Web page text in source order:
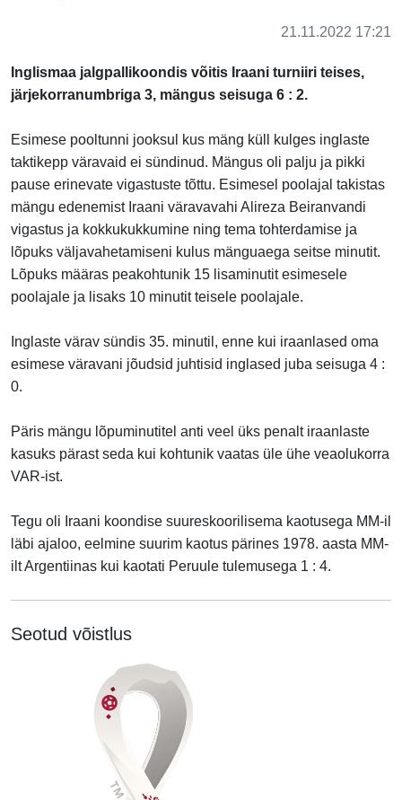
21.11.2022 17:21
Inglismaa jalgpallikoondis võitis Iraani turniiri teises,
järjekorranumbriga 3, mängus seisuga 6 : 2.
Esimese pooltunni jooksul kus mäng küll kulges inglaste
taktikepp väravaid ei sündinud. Mängus oli palju ja pikki
pause erinevate vigastuste tõttu. Esimesel poolajal takistas
mängu edenemist Iraani väravavahi Alireza Beiranvandi
vigastus ja kokkukukkumine ning tema tohterdamise ja
lõpuks väljavahetamiseni kulus mänguaega seitse minutit.
Lõpuks määras peakohtunik 15 lisaminutit esimesele
poolajale ja lisaks 10 minutit teisele poolajale.
Inglaste värav sündis 35. minutil, enne kui iraanlased oma
esimese väravani jõudsid juhtisid inglased juba seisuga 4 :
0.
Päris mängu lõpuminutitel anti veel üks penalt iraanlaste
kasuks pärast seda kui kohtunik vaatas üle ühe veaolukorra
VAR-ist.
Tegu oli Iraani koondise suureskoorilisema kaotusega MM-il
läbi ajaloo, eelmine suurim kaotus pärines 1978. aasta MM-
iltArgentiinas kui kaotati Peruule tulemusega 1 : 4.
Seotud võistlus